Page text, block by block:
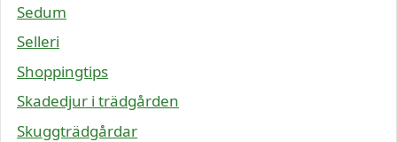
Sedum
Selleri
Shoppingtips
Skadedjur i trädgården
Skuggträdgårdar